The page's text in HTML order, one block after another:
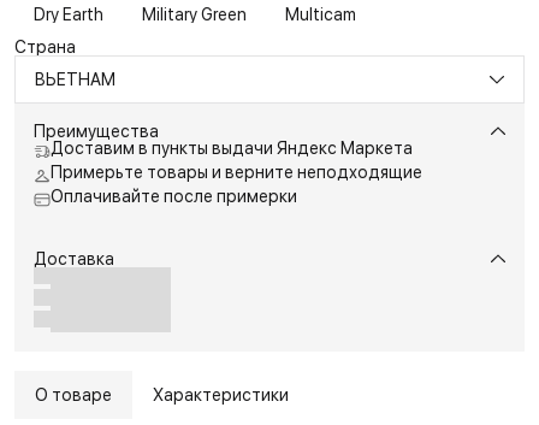
Dry Earth
Military Green
Multicam
Страна
ВЬЕТНАМ
Преимущества
Доставим в пункты выдачи Яндекс Маркета
Примерьте товары и верните неподходящие
Оплачивайте после примерки
Доставка
О товаре Характеристики